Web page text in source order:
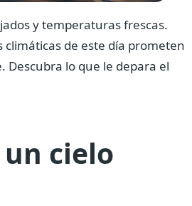
y temperaturas frescas.
climáticas de este día prometen
Descubra lo que le depara el
cielo